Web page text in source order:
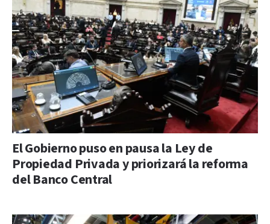
El Gobierno puso en pausa la Ley de
Propiedad Privada y priorizará la reforma
del Banco Central